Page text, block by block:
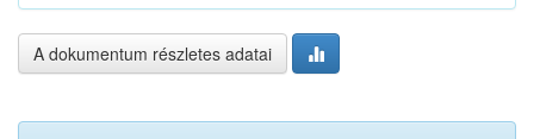
A dokumentum részletes adatai